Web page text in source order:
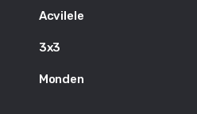
Acvilele
3x3
Monden